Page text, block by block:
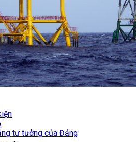
tư tưởng của Đảng